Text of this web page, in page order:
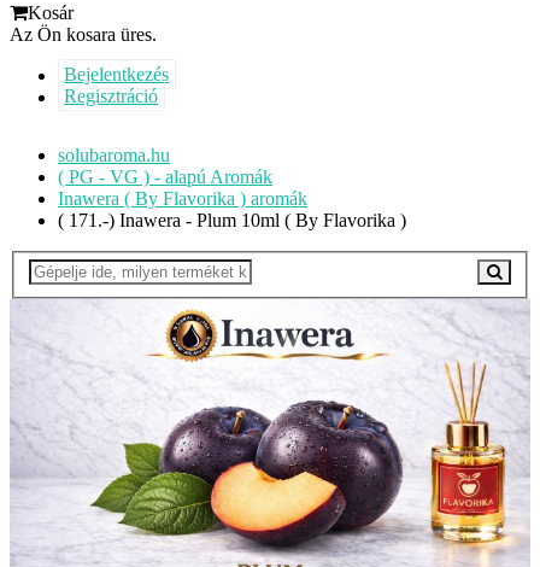
Kosár
Az Ön kosara üres.
Bejelentkezés
Regisztráció
solubaroma.hu
( PG - VG ) - alapú Aromák
Inawera ( By Flavorika ) aromák
( 171.-) Inawera - Plum 10ml ( By Flavorika )